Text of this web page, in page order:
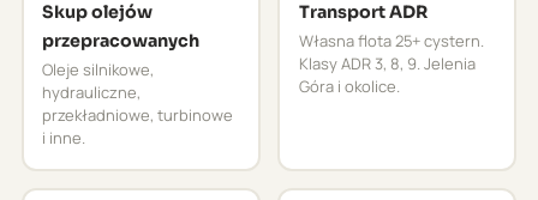
Skup olejów
przepracowanych
Oleje silnikowe,
hydrauliczne,
przekładniowe, turbinowe
i inne.
Transport ADR
Własna flota 25+ cystern.
Klasy ADR 3, 8, 9. Jelenia
Góra i okolice.